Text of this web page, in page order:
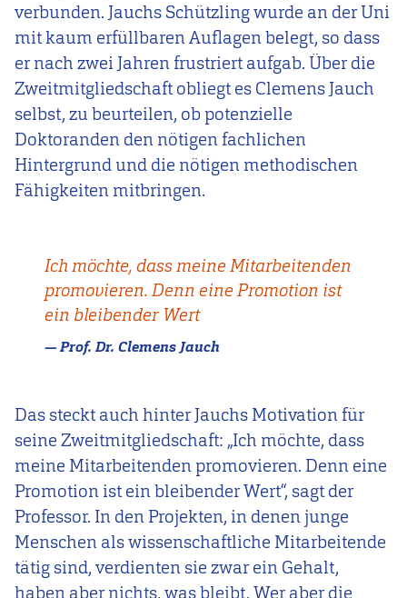
verbunden. Jauchs Schützling wurde an der Uni
mit kaum erfüllbaren Auflagen belegt, so dass
er nach zwei Jahren frustriert aufgab. Über die
Zweitmitgliedschaft obliegt es Clemens Jauch
selbst, zu beurteilen, ob potenzielle
Doktoranden den nötigen fachlichen
Hintergrund und die nötigen methodischen
Fähigkeiten mitbringen.
Ich möchte, dass meine Mitarbeitenden
promovieren. Denn eine Promotion ist
ein bleibender Wert
Prof. Dr. Clemens Jauch
Das steckt auch hinter Jauchs Motivation für
seine Zweitmitgliedschaft: „Ich möchte, dass
meine Mitarbeitenden promovieren. Denn eine
Promotion ist ein bleibender Wert“, sagt der
Professor. In den Projekten, in denen junge
Menschen als wissenschaftliche Mitarbeitende
tätig sind, verdienten sie zwar ein Gehalt,
haben aber nichts, was bleibt. Wer aber die